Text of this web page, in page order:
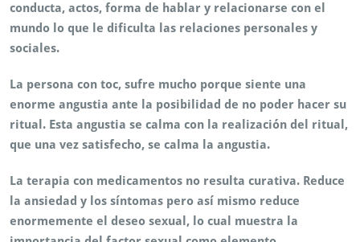
conducta, actos, forma de hablar y relacionarse con el
mundo lo que le dificulta las relaciones personales y
sociales.
La persona con toc, sufre mucho porque siente una
enorme angustia ante la posibilidad de no poder hacer su
ritual. Esta angustia se calma con la realización del ritual,
que una vez satisfecho, se calma la angustia.
La terapia con medicamentos no resulta curativa. Reduce
la ansiedad y los síntomas pero así mismo reduce
enormemente el deseo sexual, lo cual muestra la